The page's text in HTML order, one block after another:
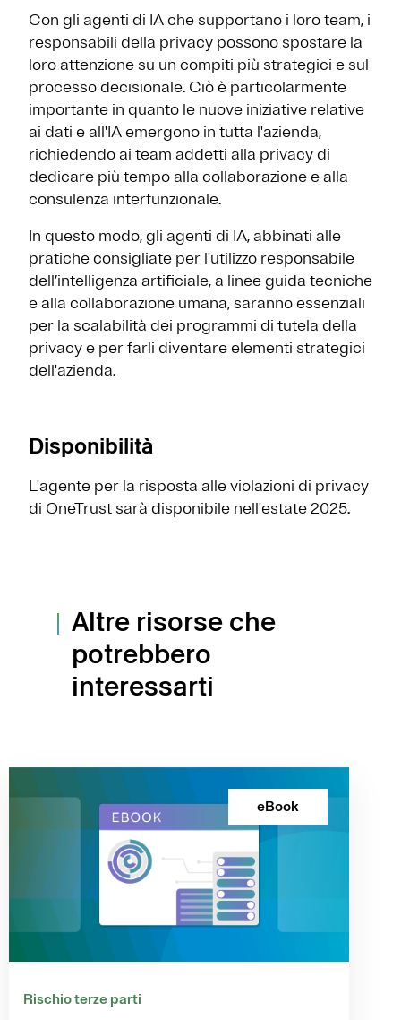
Con gli agenti di IA che supportano i loro team, i
responsabili della privacy possono spostare la
loro attenzione su un compiti più strategici e sul
processo decisionale. Ciò è particolarmente
importante in quanto le nuove iniziative relative
ai dati e all'IA emergono in tutta l'azienda,
richiedendo ai team addetti alla privacy di
dedicare più tempo alla collaborazione e alla
consulenza interfunzionale.
In questo modo, gli agenti di IA, abbinati alle
pratiche consigliate per l'utilizzo responsabile
dell’intelligenza artificiale, a linee guida tecniche
e alla collaborazione umana, saranno essenziali
per la scalabilità dei programmi di tutela della
privacy e per farli diventare elementi strategici
dell'azienda.
Disponibilità
L'agente per la risposta alle violazioni di privacy
di OneTrust sarà disponibile nell'estate 2025.
Altre risorse che
potrebbero
interessarti
eBook
Rischio terze parti